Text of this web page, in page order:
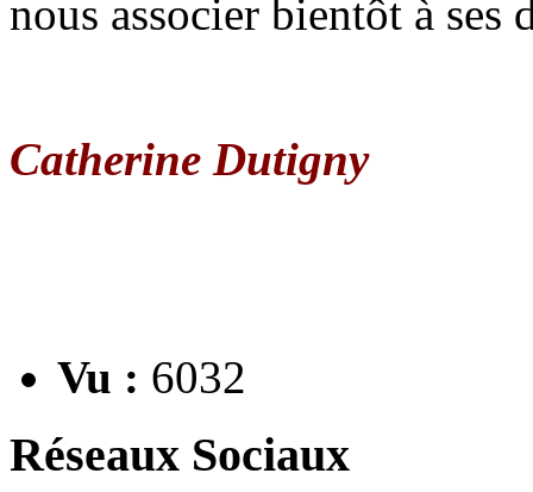
nous associer bientôt à ses
Catherine Dutigny
Vu : 6032
Réseaux Sociaux